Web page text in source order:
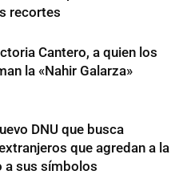
recortes
Cantero, a quien los
la «Nahir Galarza»
DNU que busca
que agredan a la
a sus símbolos